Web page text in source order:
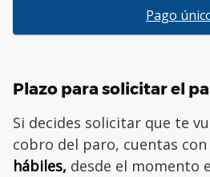
Pago
Plazo para solicitar el
Si decides solicitar que te
cobro del paro, cuentas
hábiles, desde el momento